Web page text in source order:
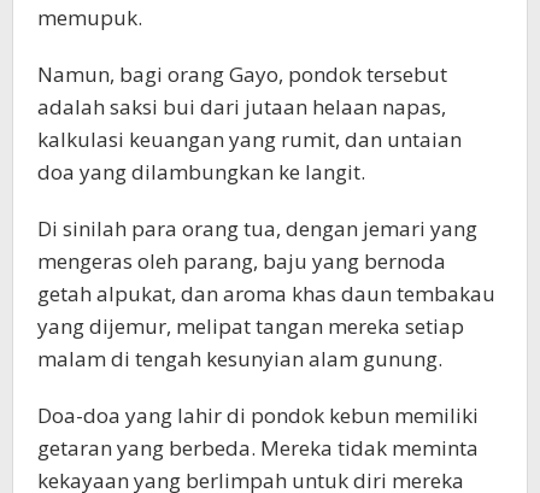
memupuk.
Namun, bagi orang Gayo, pondok tersebut
adalah saksi bui dari jutaan helaan napas,
kalkulasi keuangan yang rumit, dan untaian
doa yang dilambungkan ke langit.
Di sinilah para orang tua, dengan jemari yang
mengeras oleh parang, baju yang bernoda
getah alpukat, dan aroma khas daun tembakau
yang dijemur, melipat tangan mereka setiap
malam di tengah kesunyian alam gunung.
Doa-doa yang lahir di pondok kebun memiliki
getaran yang berbeda. Mereka tidak meminta
kekayaan yang berlimpah untuk diri mereka